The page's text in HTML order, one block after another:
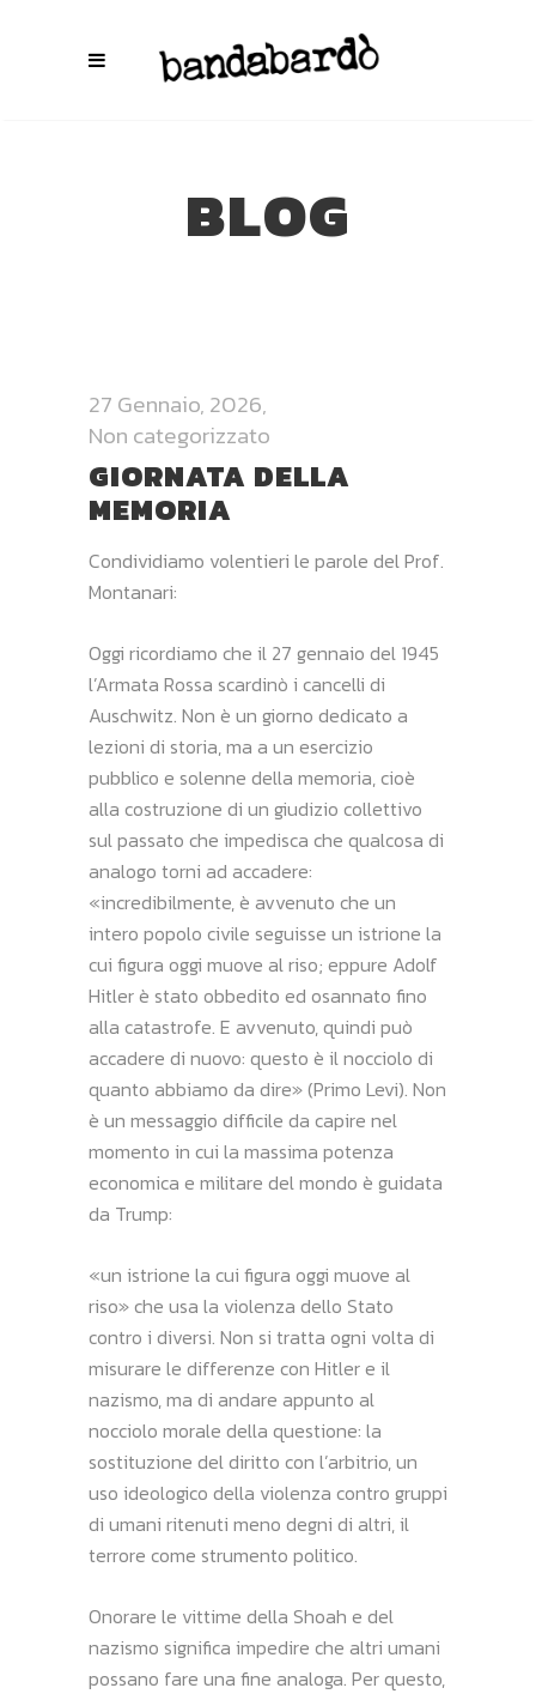
BLOG
27 Gennaio, 2026
Non categorizzato
GIORNATA DELLA
MEMORIA
Condividiamo volentieri le parole del Prof.
Montanari:
Oggi ricordiamo che il 27 gennaio del 1945
l’Armata Rossa scardinò i cancelli di
Auschwitz. Non è un giorno dedicato a
lezioni di storia, ma a un esercizio
pubblico e solenne della memoria, cioè
alla costruzione di un giudizio collettivo
sul passato che impedisca che qualcosa di
analogo torni ad accadere:
«incredibilmente, è avvenuto che un
intero popolo civile seguisse un istrione la
cui figura oggi muove al riso; eppure Adolf
Hitler è stato obbedito ed osannato fino
alla catastrofe. E avvenuto, quindi può
accadere di nuovo: questo è il nocciolo di
quanto abbiamo da dire» (Primo Levi). Non
è un messaggio difficile da capire nel
momento in cui la massima potenza
economica e militare del mondo è guidata
da Trump:
«un istrione la cui figura oggi muove al
riso» che usa la violenza dello Stato
contro i diversi. Non si tratta ogni volta di
misurare le differenze con Hitler e il
nazismo, ma di andare appunto al
nocciolo morale della questione: la
sostituzione del diritto con l’arbitrio, un
uso ideologico della violenza contro gruppi
di umani ritenuti meno degni di altri, il
terrore come strumento politico.
Onorare le vittime della Shoah e del
nazismo significa impedire che altri umani
possano fare una fine analoga. Per questo,